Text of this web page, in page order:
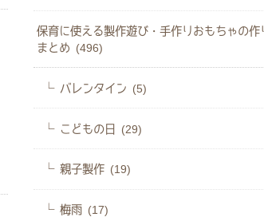
保育に使える製作遊び・手作りおもちゃの作
まとめ (496)
バレンタイン (5)
こどもの日 (29)
親子製作 (19)
梅雨 (17)